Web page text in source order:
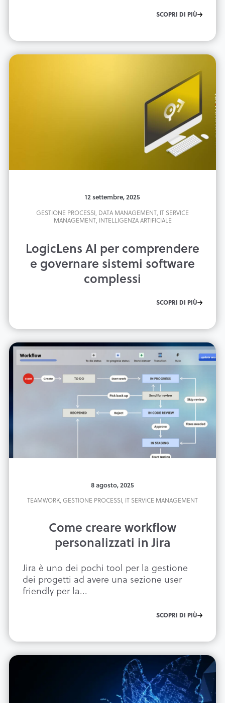
SCOPRI DI PIÙ
12 settembre, 2025
GESTIONE PROCESSI, DATA MANAGEMENT, IT SERVICE
MANAGEMENT, INTELLIGENZA ARTIFICIALE
LogicLens AI per comprendere
e governare sistemi software
complessi
SCOPRI DI PIÙ
8 agosto, 2025
TEAMWORK, GESTIONE PROCESSI, IT SERVICE MANAGEMENT
Come creare workflow
personalizzati in Jira
Jira è uno dei pochi tool per la gestione
dei progetti ad avere una sezione user
friendly per la...
SCOPRI DI PIÙ